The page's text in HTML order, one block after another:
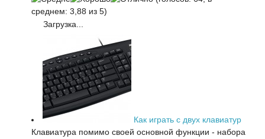
среднем: 3,88 из 5)
Загрузка...
Как играть с двух клавиатур
Клавиатура помимо своей основной функции - набора